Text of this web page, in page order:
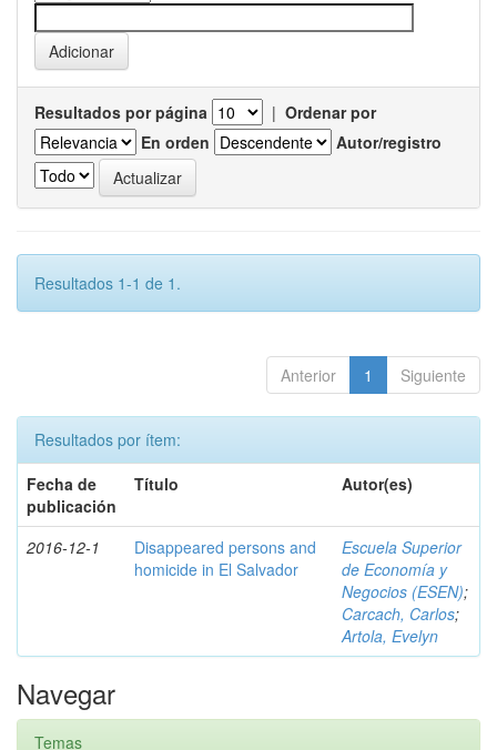
Resultados por página | Ordenar por
En orden
Autor/registro
Resultados 1-1 de 1.
Anterior 1 Siguiente
Resultados por ítem:
Fecha de
publicación
Título Autor(es)
2016-12-1
Disappeared persons and
homicide in El Salvador
Escuela Superior
de Economía y
Negocios (ESEN);
Carcach, Carlos;
Artola, Evelyn
Navegar
Temas